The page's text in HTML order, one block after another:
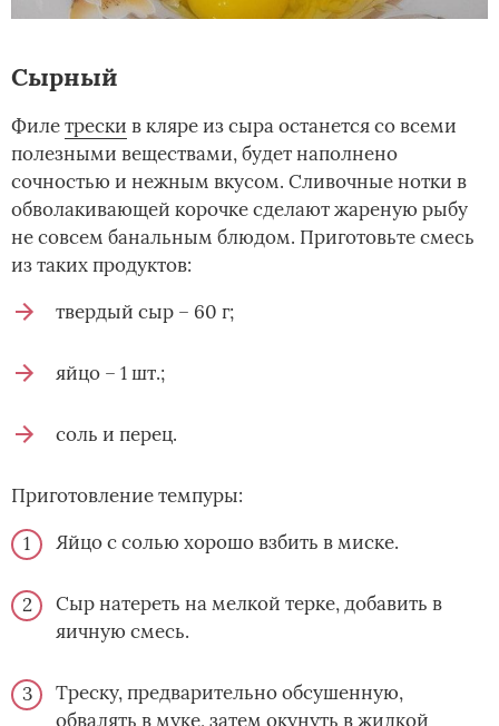
Сырный
Филетрески в кляре из сыра останется со всеми
полезными веществами, будет наполнено
сочностью и нежным вкусом. Сливочные нотки в
обволакивающей корочке сделают жареную рыбу
не совсем банальным блюдом. Приготовьте смесь
из таких продуктов:
твердый сыр – 60 г;
яйцо – 1 шт.;
соль и перец.
Приготовление темпуры:
Яйцо с солью хорошо взбить в миске.
Сыр натереть на мелкой терке, добавить в
яичную смесь.
Треску, предварительно обсушенную,
обвалять в муке, затем окунуть в жидкой